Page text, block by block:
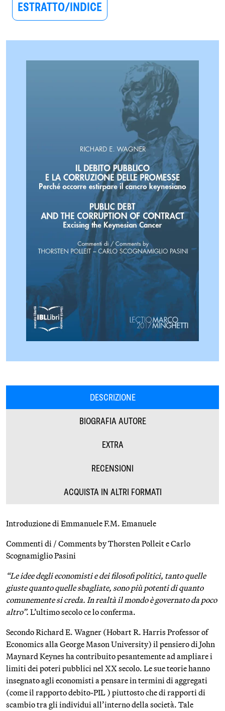
ESTRATTO/INDICE
DESCRIZIONE
BIOGRAFIA AUTORE
EXTRA
RECENSIONI
ACQUISTA IN ALTRI FORMATI
Introduzione di Emmanuele F.M. Emanuele
Commenti di / Comments by Thorsten Polleit e Carlo
Scognamiglio Pasini
“Le idee degli economisti e dei filosofi politici, tanto quelle
giuste quanto quelle sbagliate, sono più potenti di quanto
comunemente si creda. In realtà il mondo è governato da poco
altro”. L’ultimo secolo ce lo conferma.
Secondo Richard E. Wagner (Hobart R. Harris Professor of
Economics alla George Mason University) il pensiero di John
Maynard Keynes ha contribuito pesantemente ad ampliare i
limiti dei poteri pubblici nel XX secolo. Le sue teorie hanno
insegnato agli economisti a pensare in termini di aggregati
(come il rapporto debito-PIL ) piuttosto che di rapporti di
scambio tra gli individui all’interno della società. Tale